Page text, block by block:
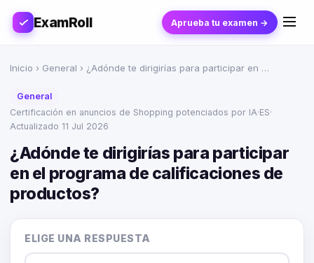
ExamRoll Aprueba tu examen →
Inicio › General › ¿Adónde te dirigirías para participar en …
General
Certificación en anuncios de Shopping potenciados por IA·ES·
Actualizado 11 Jul 2026
¿Adónde te dirigirías para participar
en el programa de calificaciones de
productos?
ELIGE UNA RESPUESTA